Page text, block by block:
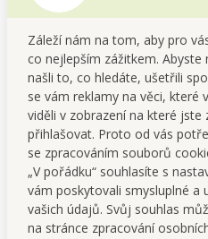
Záleží nám na tom, aby pro
co nejlepším zážitkem. Abyste
našli to, co hledáte, ušetřili
se vám reklamy na věci, které
viděli v zobrazení na které jste
přihlašovat. Proto od vás
se zpracováním souborů
„V pořádku“ souhlasíte s
vám poskytovali smysluplné a
vašich údajů. Svůj souhlas
na stránce zpracování